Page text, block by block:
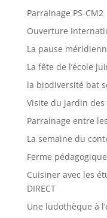
Parrainage PS-CM2
Ouverture
La pause
La fête de l’école
la biodiversité bat
Visite du jardin des
Parrainage entre
La semaine du
Ferme
Cuisiner avec les
DIRECT
Une ludothèque à